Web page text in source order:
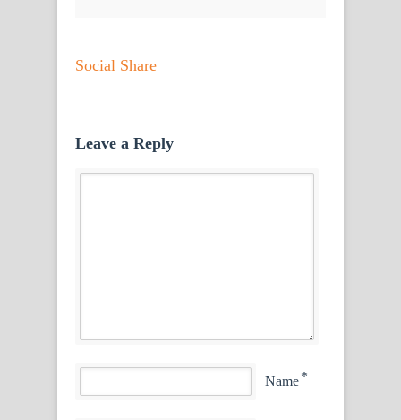
Social Share
Leave a Reply
Name*